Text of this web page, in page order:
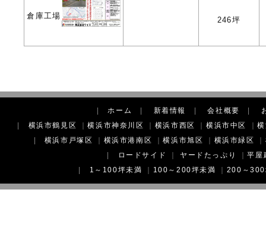
倉庫工場 246坪
|ホーム 新着情報 |会社概要
横浜市鶴見区 ｜横浜市神奈川区 横浜市西区 ｜横浜市中区 ｜
横浜市戸塚区 横浜市港南区 ｜横浜市旭区 横浜市緑区
ロードサイド ヤードたっぷり ｜平屋
1～100坪未満 100～200坪未満 200～300